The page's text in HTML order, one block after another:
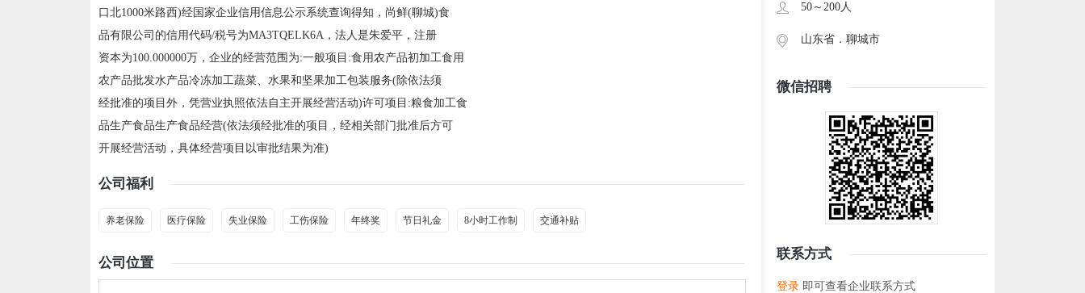
口北1000米路西)经国家企业信用信息公示系统查询得知，尚鲜(聊城)食
品有限公司的信用代码/税号为MA3TQELK6A，法人是朱爱平，注册
资本为100.000000万，企业的经营范围为:一般项目:食用农产品初加工食用
农产品批发水产品冷冻加工蔬菜、水果和坚果加工包装服务(除依法须
经批准的项目外，凭营业执照依法自主开展经营活动)许可项目:粮食加工食
品生产食品生产食品经营(依法须经批准的项目，经相关部门批准后方可
开展经营活动，具体经营项目以审批结果为准)
公司福利
养老保险 医疗保险 失业保险 工伤保险 年终奖 节日礼金 8小时工作制 交通补贴
公司位置
50～200人
山东省． 聊城市
微信招聘
联系方式
登录 即可查看企业联系方式